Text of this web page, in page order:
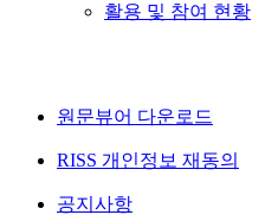
활용 및 참여 현황
원문뷰어 다운로드
RISS 개인정보 재동의
공지사항